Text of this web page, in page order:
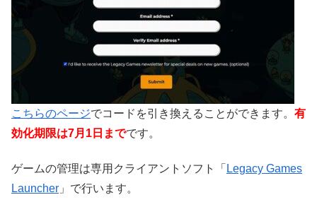
こちらのページでコードを引き換えることができます。 有
効化期限は7月1日までです。
ゲームの管理は専用クライアントソフト「 Legacy Games
Launcher 」で行います。